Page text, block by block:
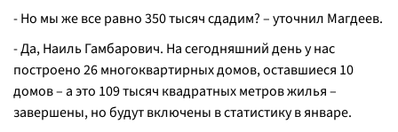
-Но мы же все равно 350 тысяч сдадим?– уточнил Магдеев.
-Да, Наиль Гамбарович. На сегодняшний день у нас
построено 26 многоквартирных домов, оставшиеся 10
домов – а это 109 тысяч квадратных метров жилья –
завершены, но будут включены в статистику в январе.